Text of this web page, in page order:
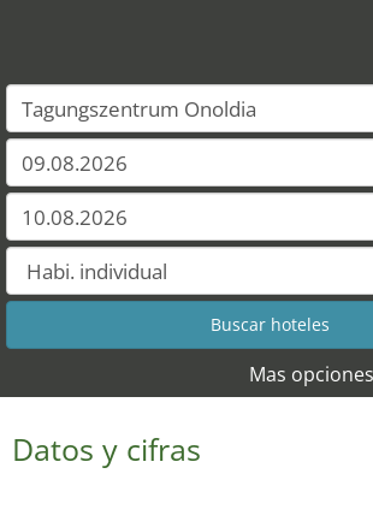
Mas
Datos y cifras